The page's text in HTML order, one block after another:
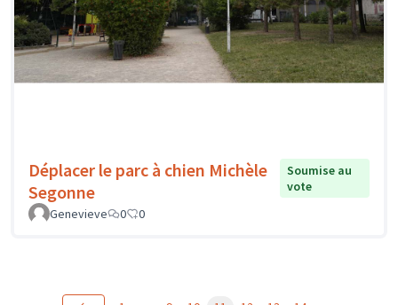
Déplacer le parc à chien Michèle
Segonne
Soumise au
vote
Genevieve
0 0